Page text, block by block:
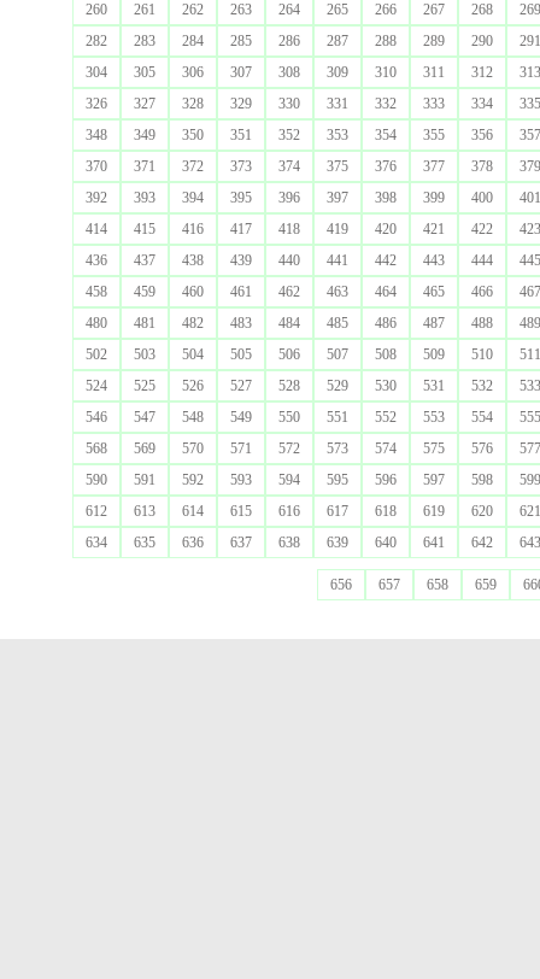
260
261 262 263 264 265 266 267 268
269
282
283 284 285 286 287 288 289 290
291
304
305 306 307 308 309 310 311 312
313
326
327 328 329 330 331 332 333 334
335
348
349 350 351 352 353 354 355 356
357
370
371 372 373 374 375 376 377 378
379
392
393 394 395 396 397 398 399 400
401
414
415 416 417 418 419 420 421 422
423
436
437 438 439 440 441 442 443 444
445
458
459 460 461 462 463 464 465 466
467
480
481 482 483 484 485 486 487 488
489
502
503 504 505 506 507 508 509 510
511
524
525 526 527 528 529 530 531 532
533
546
547 548 549 550 551 552 553 554
555
568
569 570 571 572 573 574 575 576
577
590
591 592 593 594 595 596 597 598
599
612
613 614 615 616 617 618 619 620
621
634
635 636 637 638 639 640 641 642 643
656 657 658 659